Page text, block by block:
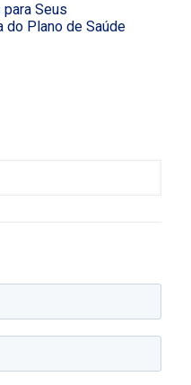
Seus
do Plano de Saúde